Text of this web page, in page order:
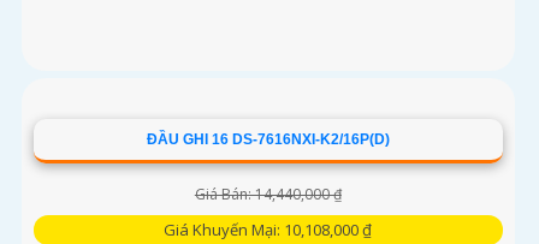
ĐẦU GHI 16 DS-7616NXI-K2/16P(D)
Giá Bán: 14,440,000 ₫
Giá Khuyến Mại: 10,108,000 ₫